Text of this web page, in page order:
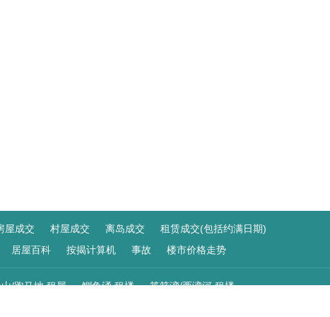
屋成交 村屋成交 离岛成交
租赁成交(包括约满日期)
居屋百科 按揭计算机 事故 楼市价格走势
/跑马地 租屋 鰂鱼涌 租楼
筲箕湾/西湾河 租楼